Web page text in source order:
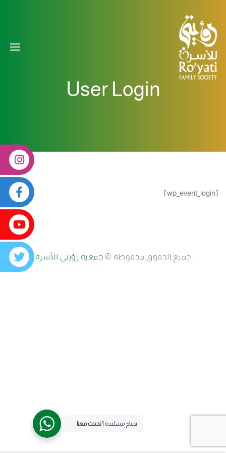
User Login
[wp_event_login]
جميع الحقوق محفوظة © جمعية رؤيتي للأسرة
تحتاج مساعدة ؟تحدث معنا